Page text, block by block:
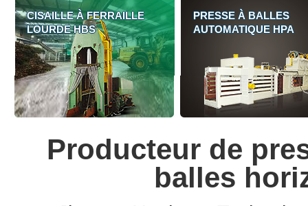
CISAILLE À FERRAILLE
LOURDE HBS
PRESSE À BALLES
AUTOMATIQUE HPA
Producteur de
balles